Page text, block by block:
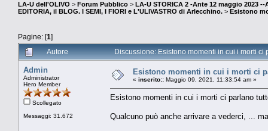
LA-U dell'OLIVO > Forum Pubblico > LA-U STORICA 2 -Ante 12 maggio 2023 --
EDITORIA, il BLOG. I SEMI, I FIORI e L'ULIVASTRO di Arlecchino. > Esistono
Pagine: [1]
Autore
Discussione: Esistono momenti in cui i morti
Admin
Administrator
Hero Member
Scollegato
Messaggi: 31.672
Esistono momenti in cui i morti ci
« inserito:: Maggio 09, 2021, 11:33:54 am »
Esistono momenti in cui i morti ci parlano
Qualcuno può anche arrivare a vederci, ...